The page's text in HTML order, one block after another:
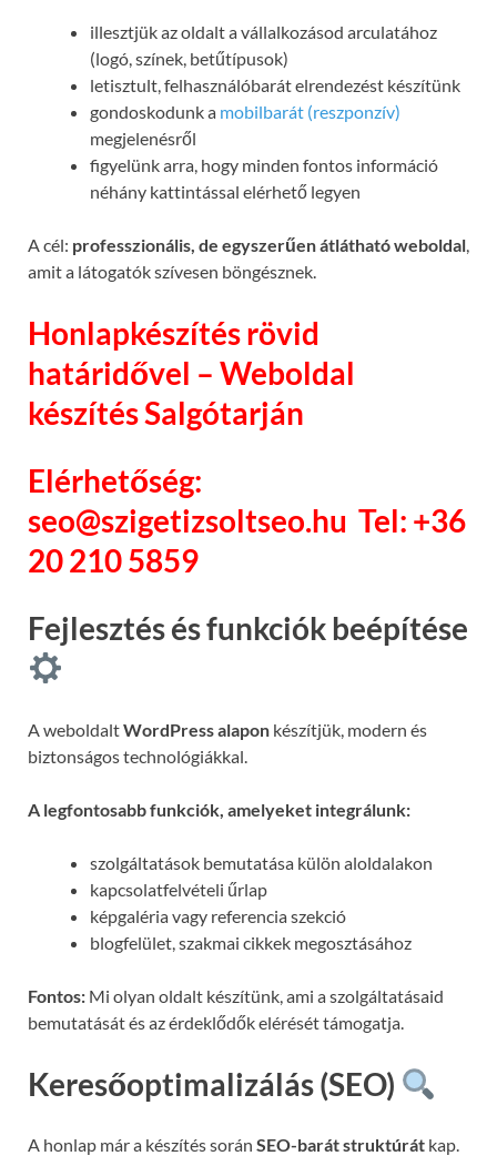
illesztjük az oldalt a vállalkozásod arculatához
(logó, színek, betűtípusok)
letisztult, felhasználóbarát elrendezést készítünk
gondoskodunk a mobilbarát (reszponzív)
megjelenésről
figyelünk arra, hogy minden fontos információ
néhány kattintással elérhető legyen
A cél: professzionális, de egyszerűen átlátható weboldal,
amit a látogatók szívesen böngésznek.
Honlapkészítés rövid
határidővel – Weboldal
készítés Salgótarján
Elérhetőség:
seo@szigetizsoltseo.hu Tel: +36
20 210 5859
Fejlesztés és funkciók beépítése
A weboldaltWordPress alapon készítjük, modern és
biztonságos technológiákkal.
A legfontosabb funkciók, amelyeket integrálunk:
szolgáltatások bemutatása külön aloldalakon
kapcsolatfelvételi űrlap
képgaléria vagy referencia szekció
blogfelület, szakmai cikkek megosztásához
Fontos: Mi olyan oldalt készítünk, ami a szolgáltatásaid
bemutatását és az érdeklődők elérését támogatja.
Keresőoptimalizálás (SEO)
A honlap már a készítés során SEO-barát struktúrát kap.